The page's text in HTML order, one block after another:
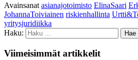
Avainsanat asianajotoimisto ElinaSaari
JohannaToiviainen riskienhallinta
yritysjuridiikka
Haku:
Viimeisimmät artikkelit